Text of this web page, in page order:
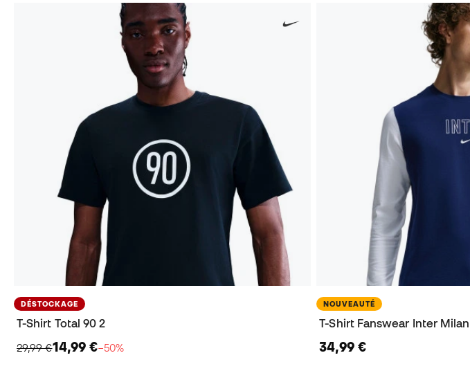
DÉSTOCKAGE
T-Shirt Total 90 2
29,99 €14,99 €−50%
NOUVEAUTÉ
T-Shirt Fanswear Inter
34,99 €